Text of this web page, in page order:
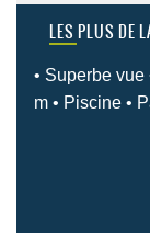
LES PLUS DE
• Superbe
m • Piscine •